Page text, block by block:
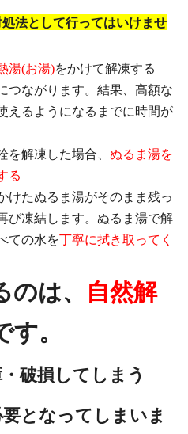
法として行ってはいけませ
湯(お湯)をかけて解凍する
つながります。結果、高額な
えるようになるまでに時間が
を解凍した場合、 ぬるま湯を
る
けたぬるま湯がそのまま残っ
び凍結します。ぬるま湯で解
ての水を丁寧に拭き取ってく
は、
自然解
す。
破損してしまう
となってしまいま